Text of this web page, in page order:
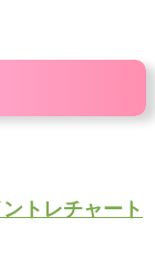
トレチャート